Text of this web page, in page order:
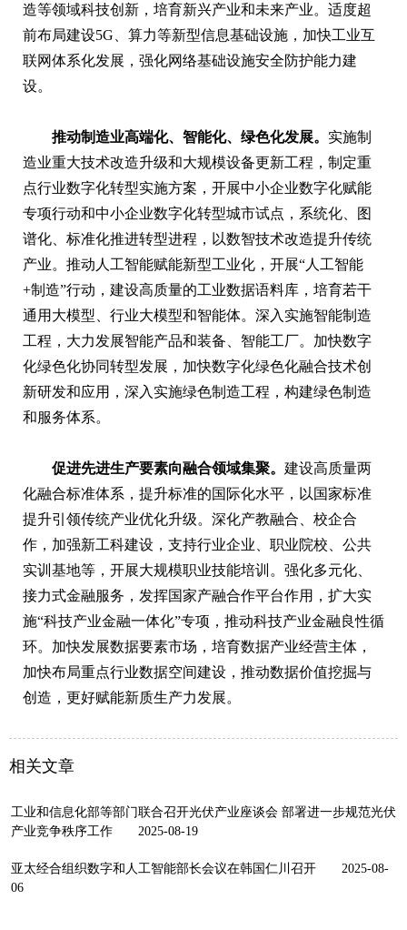
造等领域科技创新，培育新兴产业和未来产业。适度超
前布局建设5G、算力等新型信息基础设施，加快工业互
联网体系化发展，强化网络基础设施安全防护能力建
设。
推动制造业高端化、智能化、绿色化发展。 实施制
造业重大技术改造升级和大规模设备更新工程，制定重
点行业数字化转型实施方案，开展中小企业数字化赋能
专项行动和中小企业数字化转型城市试点，系统化、图
谱化、标准化推进转型进程，以数智技术改造提升传统
产业。推动人工智能赋能新型工业化，开展“人工智能
+制造”行动，建设高质量的工业数据语料库，培育若干
通用大模型、行业大模型和智能体。深入实施智能制造
工程，大力发展智能产品和装备、智能工厂。加快数字
化绿色化协同转型发展，加快数字化绿色化融合技术创
新研发和应用，深入实施绿色制造工程，构建绿色制造
和服务体系。
促进先进生产要素向融合领域集聚。 建设高质量两
化融合标准体系，提升标准的国际化水平，以国家标准
提升引领传统产业优化升级。深化产教融合、校企合
作，加强新工科建设，支持行业企业、职业院校、公共
实训基地等，开展大规模职业技能培训。强化多元化、
接力式金融服务，发挥国家产融合作平台作用，扩大实
施“科技产业金融一体化”专项，推动科技产业金融良性循
环。加快发展数据要素市场，培育数据产业经营主体，
加快布局重点行业数据空间建设，推动数据价值挖掘与
创造，更好赋能新质生产力发展。
相关文章
工业和信息化部等部门联合召开光伏产业座谈会 部署进一步规范光伏
产业竞争秩序工作
2025-08-19
亚太经合组织数字和人工智能部长会议在韩国仁川召开
2025-08-
06